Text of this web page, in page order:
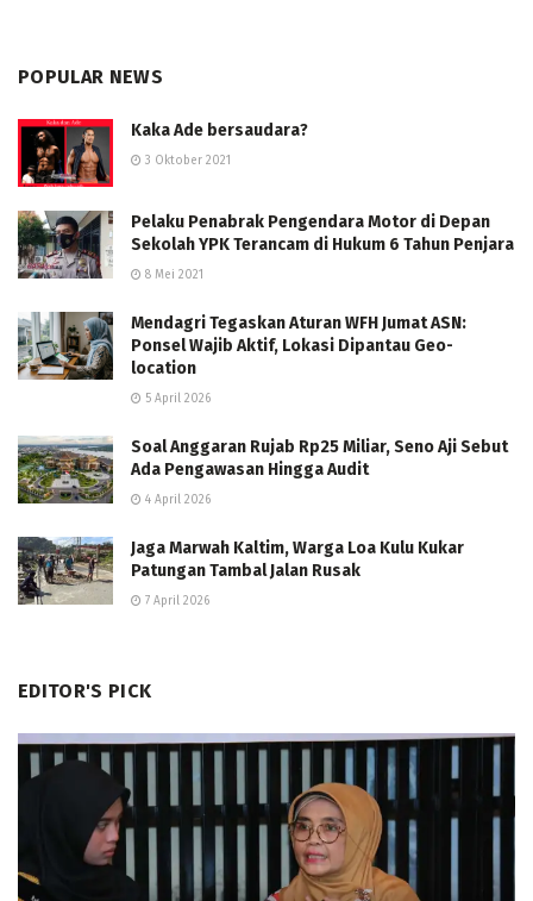
POPULAR NEWS
Kaka Ade bersaudara?
3 Oktober 2021
Pelaku Penabrak Pengendara Motor di Depan
Sekolah YPK Terancam di Hukum 6 Tahun Penjara
8 Mei 2021
Mendagri Tegaskan Aturan WFH Jumat ASN:
Ponsel Wajib Aktif, Lokasi Dipantau Geo-
location
5 April 2026
Soal Anggaran Rujab Rp25 Miliar, Seno Aji Sebut
Ada Pengawasan Hingga Audit
4 April 2026
Jaga Marwah Kaltim, Warga Loa Kulu Kukar
Patungan Tambal Jalan Rusak
7 April 2026
EDITOR'S PICK